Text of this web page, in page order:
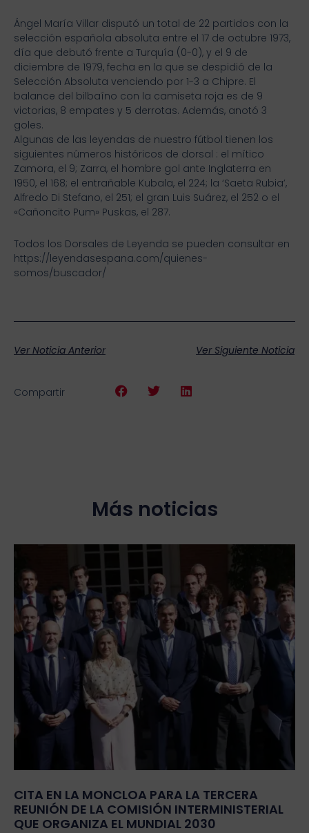
Ángel María Villar disputó un total de 22 partidos con la
selección española absoluta entre el 17 de octubre 1973,
día que debutó frente a Turquía (0-0), y el 9 de
diciembre de 1979, fecha en la que se despidió de la
Selección Absoluta venciendo por 1-3 a Chipre. El
balance del bilbaíno con la camiseta roja es de 9
victorias, 8 empates y 5 derrotas. Además, anotó 3
goles.
Algunas de las leyendas de nuestro fútbol tienen los
siguientes números históricos de dorsal : el mítico
Zamora, el 9; Zarra, el hombre gol ante Inglaterra en
1950, el 168; el entrañable Kubala, el 224; la ‘Saeta Rubia’,
Alfredo Di Stefano, el 251; el gran Luis Suárez, el 252 o el
«Cañoncito Pum» Puskas, el 287.
Todos los Dorsales de Leyenda se pueden consultar en
https://leyendasespana.com/quienes-
somos/buscador/
Ver Noticia Anterior Ver Siguiente Noticia
Compartir
Más noticias
CITA EN LA MONCLOA PARA LA TERCERA
REUNIÓN DE LA COMISIÓN INTERMINISTERIAL
QUE ORGANIZA EL MUNDIAL 2030